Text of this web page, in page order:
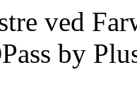
ved
by